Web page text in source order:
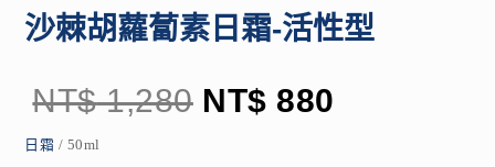
沙棘胡蘿蔔素日霜-活性型
NT$1,280 NT$ 880
日霜 / 50ml